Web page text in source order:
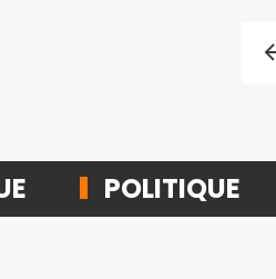
POLITIQUE